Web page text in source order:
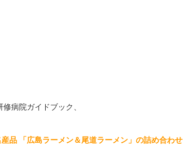
病院ガイドブック、
品 「広島ラーメン＆尾道ラーメン」の詰め合わせ